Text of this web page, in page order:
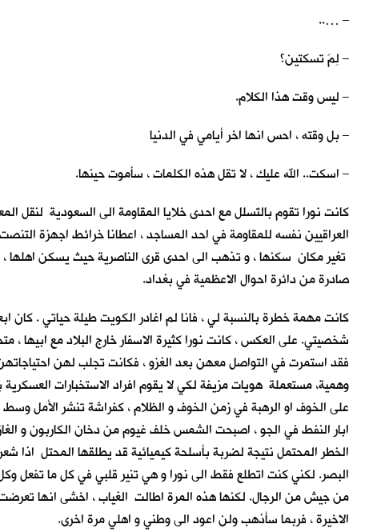
– …..
– لِمَ تسكتين؟
– ليس وقت هذا الكلام.
– بل وقته ، احس انها اخر أيامي في الدنيا
– اسكت.. الله عليك ، لا تقل هذه الكلمات ، سأموت حينها.
كانت نورا تقوم بالتَسلل مع احدى خلايا المقاومة الى السعودية لنقل
العراقيين نفسه للمقاومة في احد المساجد ، اعطانا خرائط اجهزة
تغير مكان سكنها ، و تذهب الى احدى قرى الناصرية حيث يسكن اهلها ،
صادرة من دائرة احوال الاعظمية في بغداد.
كانت مهمة خطرة بالنسبة لي ، فانا لم اغادر الكويت طيلة حياتي . كان
شخصيتي. على العكس ، كانت نورا كثيرة الاسفار خارج البلاد مع ابيها ،
فقد استمرت في التواصل معهن بعد الغزو ، فكانت تجلب لهن
وهمية، مستعملة هويات مزيفة لكي لا يقوم افراد الاستخبارات
على الخوف او الرهبة في زمن الخوف و الظلام ، كفراشة تنشر الأمل
ابار النفط في الجو ، اصبحت الشمس خلف غيوم من دخان الكاربون و
الخطر المحتمل نتيجة لضربة بأسلحة كيميائية قد يطلقها المحتل اذا
البصر. لكني كنت اتطلع فقط الى نورا و هي تنير قلبي في كل ما تفعل
من جيش من الرجال. لكنها هذه المرة اطالت الغياب ، اخشى انها
الاخيرة ، فربما سأذهب ولن اعود الى وطني و اهلي مرة اخرى.